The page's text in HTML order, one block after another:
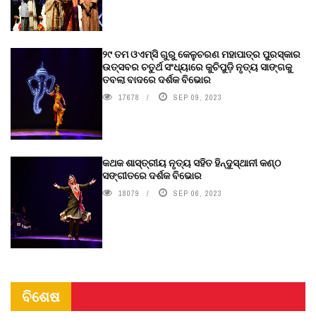
୨୯ ତମ ଓଏମ୍‌ସି ଗୁରୁ କେଳୁଚରଣ ମହାପାତ୍ର ପୁରସ୍କାର
ଉତ୍ସବର ଚତୁର୍ଥ ସଂଧ୍ୟାରେ କୁଚିପୁଡ଼ି ନୃତ୍ୟ ସାଙ୍ଗକୁ
ତବଲା ବାଦରେ ଦର୍ଶକ ବିଭୋର
17678 SEP 09, 2023
କଥକ ଶାସ୍ତ୍ରୀୟ ନୃତ୍ୟ ସହିତ ହିନ୍ଦୁସ୍ଥାନୀ କଣ୍ଠ
ସଙ୍ଗୀତରେ ଦର୍ଶକ ବିଭୋର
18079 SEP 06, 2023
ବିଶେଷ